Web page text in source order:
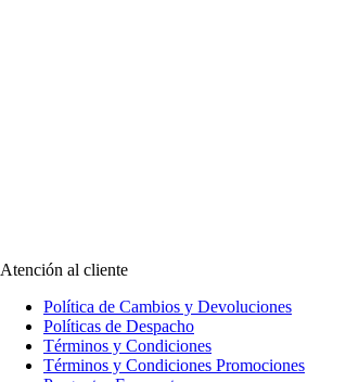
Atención al cliente
Política de Cambios y Devoluciones
Políticas de Despacho
Términos y Condiciones
Términos y Condiciones Promociones